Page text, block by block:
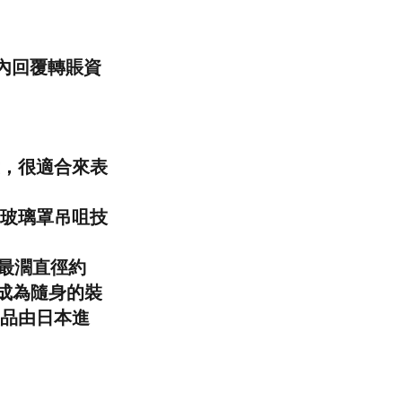
回覆轉賬資
很適合來表
璃罩吊咀技
濶直徑約
為隨身的裝
由日本進